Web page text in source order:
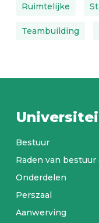
Ruimtelijke
Teambuilding
Bestuur
Raden van
Onderdelen
Perszaal
Aanwerving